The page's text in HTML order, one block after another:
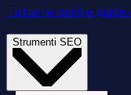
Tutte le nostre guide
Strumenti SEO